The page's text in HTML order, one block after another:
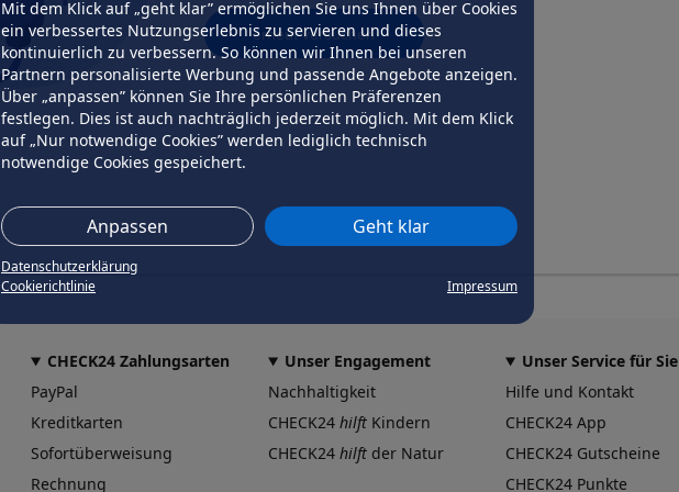
Mit dem Klick auf „geht klar” ermöglichen Sie uns Ihnen über Cookies
ein verbessertes Nutzungserlebnis zu servieren und dieses
kontinuierlich zu verbessern. So können wir Ihnen bei unseren
Partnern personalisierte Werbung und passende Angebote anzeigen.
Über „anpassen” können Sie Ihre persönlichen Präferenzen
festlegen. Dies ist auch nachträglich jederzeit möglich. Mit dem Klick
auf „Nur notwendige Cookies” werden lediglich technisch
notwendige Cookies gespeichert.
Anpassen Geht klar
Datenschutzerklärung
Cookierichtlinie
Impressum
erneut versuchen
CHECK24 Zahlungsarten
PayPal
Kreditkarten
Sofortüberweisung
Rechnung
Unser Engagement
Nachhaltigkeit
CHECK24 hilft Kindern
CHECK24 hilft der Natur
Unser Service für Sie
Hilfe und Kontakt
CHECK24 App
CHECK24 Gutscheine
CHECK24 Punkte